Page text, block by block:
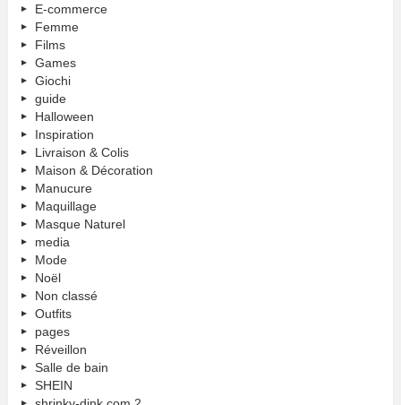
E-commerce
Femme
Films
Games
Giochi
guide
Halloween
Inspiration
Livraison & Colis
Maison & Décoration
Manucure
Maquillage
Masque Naturel
media
Mode
Noël
Non classé
Outfits
pages
Réveillon
Salle de bain
SHEIN